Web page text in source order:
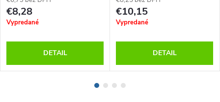
€8,28
Vypredané
DETAIL
€10,15
Vypredané
DETAIL